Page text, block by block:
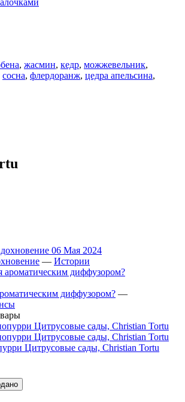
, жасмин, кедр, можжевельник,
сосна, флердоранж, цедра апельсина,
06 Мая 2024
— Истории
диффузором? —
Цитрусовые сады, Christian Tortu